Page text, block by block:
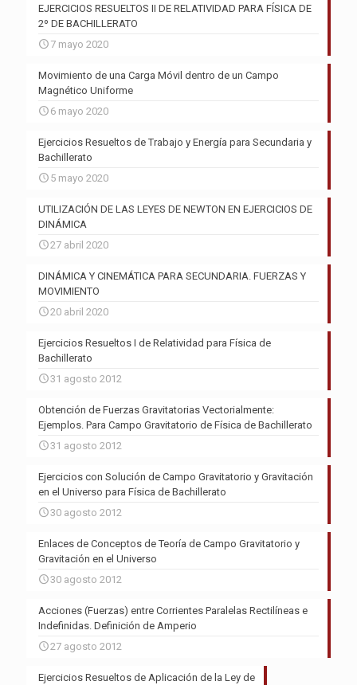
EJERCICIOS RESUELTOS II DE RELATIVIDAD PARA FÍSICA DE
2º DE BACHILLERATO
7 mayo 2020
Movimiento de una Carga Móvil dentro de un Campo
Magnético Uniforme
6 mayo 2020
Ejercicios Resueltos de Trabajo y Energía para Secundaria y
Bachillerato
5 mayo 2020
UTILIZACIÓN DE LAS LEYES DE NEWTON EN EJERCICIOS DE
DINÁMICA
27 abril 2020
DINÁMICA Y CINEMÁTICA PARA SECUNDARIA. FUERZAS Y
MOVIMIENTO
20 abril 2020
Ejercicios Resueltos I de Relatividad para Física de
Bachillerato
31 agosto 2012
Obtención de Fuerzas Gravitatorias Vectorialmente:
Ejemplos. Para Campo Gravitatorio de Física de Bachillerato
31 agosto 2012
Ejercicios con Solución de Campo Gravitatorio y Gravitación
en el Universo para Física de Bachillerato
30 agosto 2012
Enlaces de Conceptos de Teoría de Campo Gravitatorio y
Gravitación en el Universo
30 agosto 2012
Acciones (Fuerzas) entre Corrientes Paralelas Rectilíneas e
Indefinidas. Definición de Amperio
27 agosto 2012
Ejercicios Resueltos de Aplicación de la Ley de